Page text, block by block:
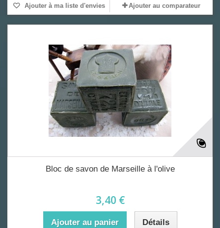
Ajouter à ma liste d'envies Ajouter au comparateur
Bloc de savon de Marseille à l'olive
3,40 €
Ajouter au panier Détails